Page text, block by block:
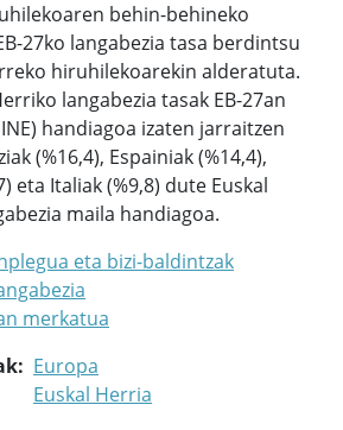
behin-behineko
27ko langabezia tasa berdintsu
hiruhilekoarekin alderatuta.
langabezia tasak EB-27an
handiagoa izaten jarraitzen
(%16,4), Espainiak (%14,4),
eta Italiak (%9,8) dute Euskal
maila handiagoa.
eta bizi-baldintzak
merkatua
Europa
Euskal Herria